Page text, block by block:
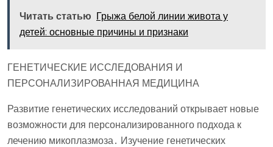
Читать статью Грыжа белой линии живота у
детей: основные причины и признаки
ГЕНЕТИЧЕСКИЕ ИССЛЕДОВАНИЯ И
ПЕРСОНАЛИЗИРОВАННАЯ МЕДИЦИНА
Развитие генетических исследований открывает новые
возможности для персонализированного подхода к
лечению микоплазмоза․ Изучение генетических